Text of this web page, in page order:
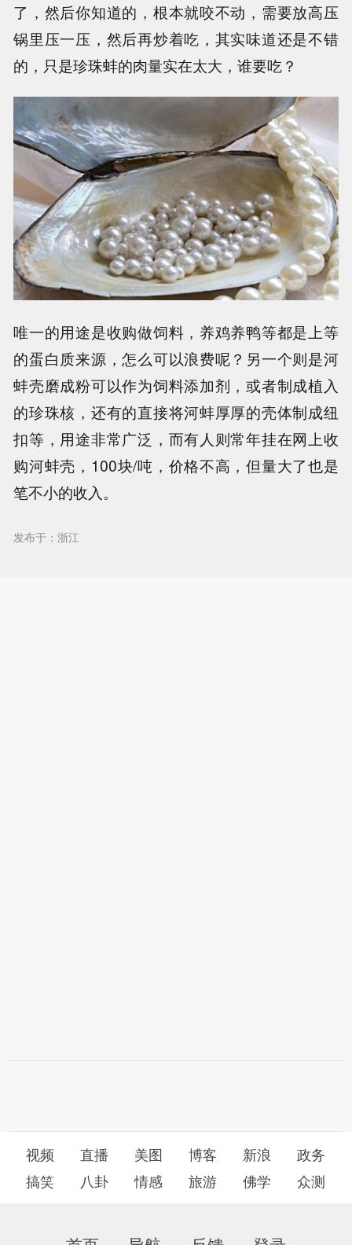
了，然后你知道的，根本就咬不动，需要放高压
锅里压一压，然后再炒着吃，其实味道还是不错
的，只是珍珠蚌的肉量实在太大，谁要吃？
唯一的用途是收购做饲料，养鸡养鸭等都是上等
的蛋白质来源，怎么可以浪费呢？另一个则是河
蚌壳磨成粉可以作为饲料添加剂，或者制成植入
的珍珠核，还有的直接将河蚌厚厚的壳体制成纽
扣等，用途非常广泛，而有人则常年挂在网上收
购河蚌壳，100块/吨，价格不高，但量大了也是
笔不小的收入。
发布于：浙江
视频 直播 美图 博客 新浪
政务
搞笑
八卦 情感 旅游 佛学 众测